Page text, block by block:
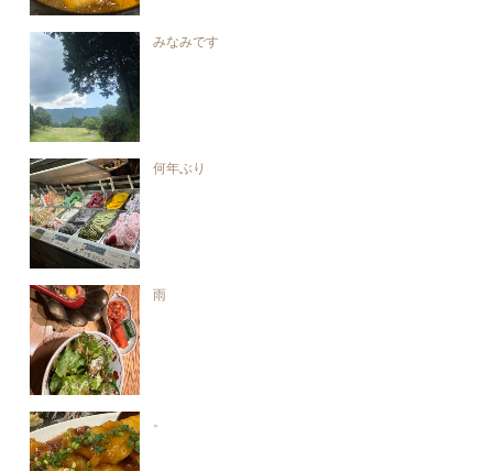
みなみです
何年ぶり
雨
。